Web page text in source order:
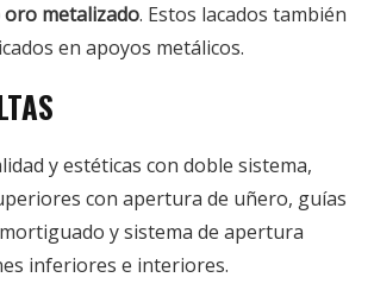
oro metalizado. Estos lacados también
en apoyos metálicos.
y estéticas con doble sistema,
con apertura de uñero, guías
y sistema de apertura
inferiores e interiores.